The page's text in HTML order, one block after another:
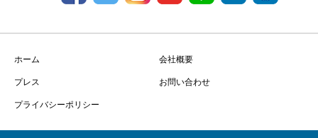
ホーム
会社概要
プレス
お問い合わせ
プライバシーポリシー